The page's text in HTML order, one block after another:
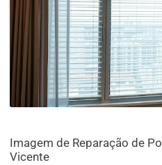
Imagem de Reparação de
Vicente